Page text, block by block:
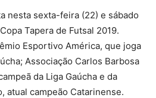
nesta sexta-feira (22) e sábado
Tapera de Futsal 2019.
Esportivo América, que joga
Associação Carlos Barbosa
da Liga Gaúcha e da
atual campeão Catarinense.